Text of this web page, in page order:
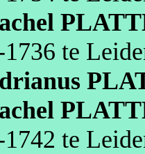
te
te